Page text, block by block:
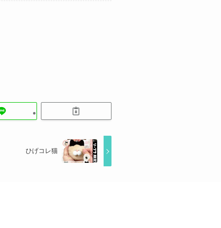
ひげコレ猫